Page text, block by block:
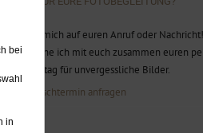
Ich freue mich auf euren Anruf oder Nachricht!
Gerne plane ich mit euch zusammen euren
Hochzeitstag für unvergessliche Bilder.
Jetzt Wunschtermin anfragen